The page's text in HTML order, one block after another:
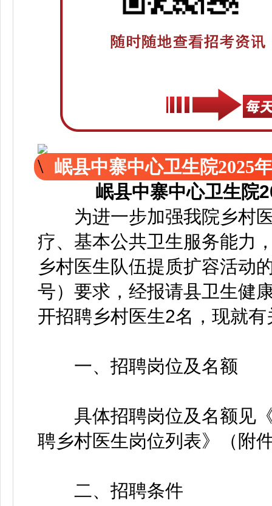
岷县中寨中心卫生院2025
岷县中寨中心卫生院
为进一步加强我院乡村医
疗、基本公共卫生服务能力
乡村医生队伍提质扩容活动
号）要求，经报请县卫生健
开招聘乡村医生2名，现就
一、招聘岗位及名额
具体招聘岗位及名额见《
聘乡村医生岗位列表》（附
二、招聘条件